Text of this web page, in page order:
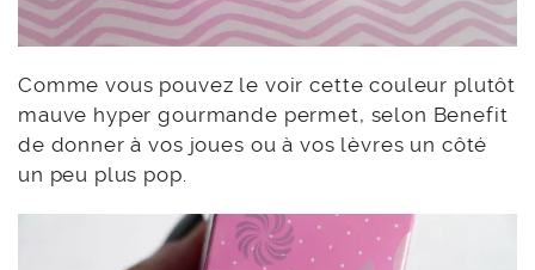
Comme vous pouvez le voir cette couleur plutôt
mauve hyper gourmande permet, selon Benefit
de donner à vos joues ou à vos lèvres un côté
un peu plus pop.